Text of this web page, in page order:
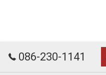
086-230-1141